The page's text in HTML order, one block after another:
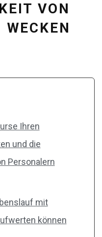
VON
WECKEN
Ihren
und die
Personalern
mit
können